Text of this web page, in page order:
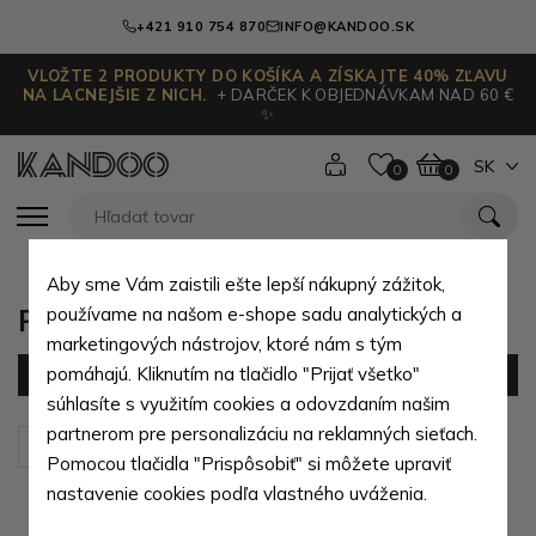
+421 910 754 870 INFO@KANDOO.SK
VLOŽTE 2 PRODUKTY DO KOŠÍKA A ZÍSKAJTE 40% ZĽAVU
NA LACNEJŠIE Z NICH.
+ DARČEK K OBJEDNÁVKAM NAD 60 €
✨
0 0 SK
Pánske crossbagy
Filter (52 produktov)
Zoradiť podľa: Predvolené
Aby sme Vám zaistili ešte lepší nákupný zážitok,
používame na našom e-shope sadu analytických a
marketingových nástrojov, ktoré nám s tým
pomáhajú. Kliknutím na tlačidlo "Prijať všetko"
súhlasíte s využitím cookies a odovzdaním našim
partnerom pre personalizáciu na reklamných sieťach.
Pomocou tlačidla "Prispôsobiť" si môžete upraviť
nastavenie cookies podľa vlastného uváženia.